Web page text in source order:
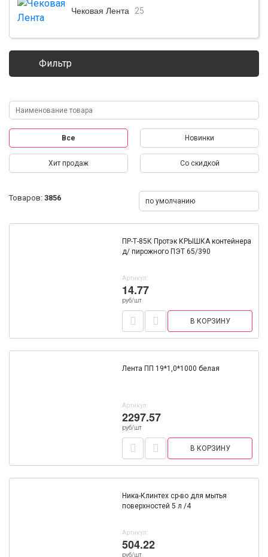
Чековая Лента 25
Фильтр
Все Новинки
Хит продаж Со скидкой
Товаров: 3856 по умолчанию
ПР-Т-85К Протэк КРЫШКА контейнера
д/ пирожного ПЭТ 65/390
Артикул:
14.77
руб/шт
В КОРЗИНУ
Лента ПП 19*1,0*1000 белая
Артикул:
2297.57
руб/шт
В КОРЗИНУ
Ника-Клинтех ср-во для мытья
поверхностей 5 л /4
Артикул:
504.22
руб/шт